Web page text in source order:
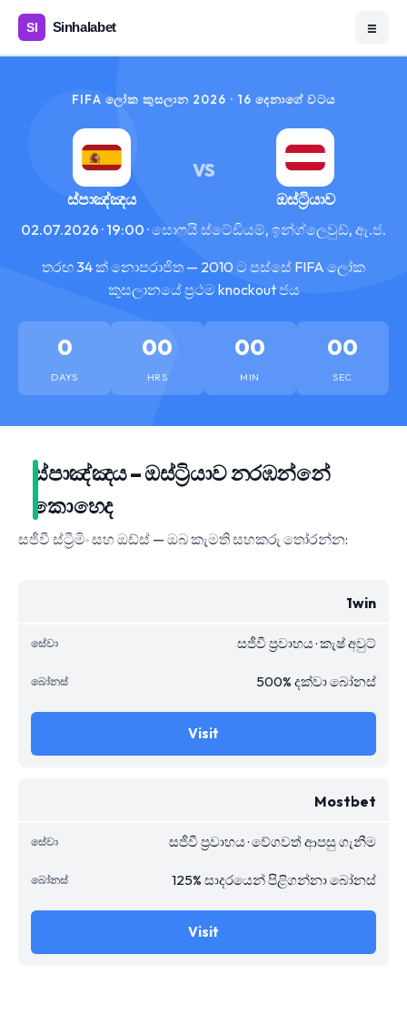
☰
FIFA ලෝක කුසලාන 2026 · 16 දෙනාගේ වටය
ස්පාඤ්ඤය
VS
ඔස්ට්‍රියාව
02.07.2026 · 19:00 · සොෆයි ස්ටේඩියම්, ඉන්ග්ලෙවුඩ්, ඇ.ජ.
තරඟ 34 ක් නොපරාජිත — 2010 ට පස්සේ FIFA ලෝක
කුසලානයේ ප්‍රථම knockout ජය
0
DAYS
00
HRS
00
MIN
00
SEC
ස්පාඤ්ඤය – ඔස්ට්‍රියාව නරඹන්නේ
කොහෙද
සජීවී ස්ට්‍රීමිං සහ ඔඩ්ස් — ඔබ කැමති සහකරු තෝරන්න:
1win
සජීවී ප්‍රවාහය · කැෂ් අවුට්
500% දක්වා බෝනස්
Visit
Mostbet
සජීවී ප්‍රවාහය · වේගවත් ආපසු ගැනීම
125% සාදරයෙන් පිළිගන්නා බෝනස්
Visit